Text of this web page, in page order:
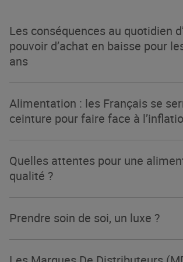
Les conséquences au quotidien
pouvoir d’achat en baisse pour
ans
Alimentation : les Français se
ceinture pour faire face à
Quelles attentes pour une
qualité ?
Prendre soin de soi, un luxe ?